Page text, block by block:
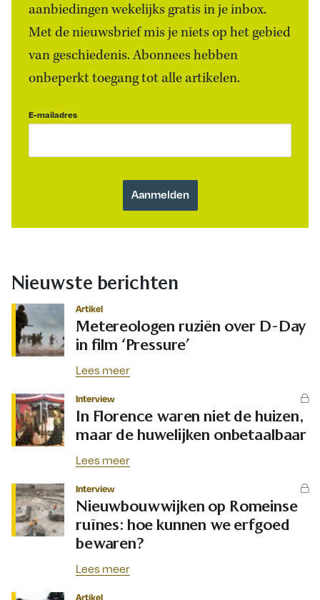
aanbiedingen wekelijks gratis in je inbox.
Met de nieuwsbrief mis je niets op het gebied
van geschiedenis. Abonnees hebben
onbeperkt toegang tot alle artikelen.
E-mailadres
Nieuwste berichten
Artikel
Metereologen ruziën over D-Day
in film ‘Pressure’
Lees meer
Interview
In Florence waren niet de huizen,
maar de huwelijken onbetaalbaar
Lees meer
Interview
Nieuwbouwwijken op Romeinse
ruïnes: hoe kunnen we erfgoed
bewaren?
Lees meer
Artikel